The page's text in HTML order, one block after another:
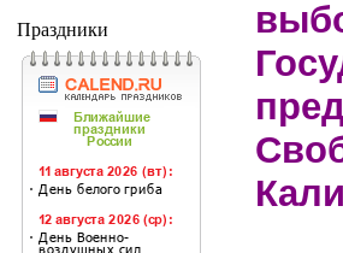
Праздники